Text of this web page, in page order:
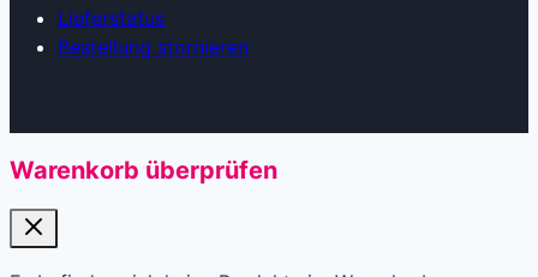
Lieferstatus
Bestellung stornieren
Warenkorb überprüfen